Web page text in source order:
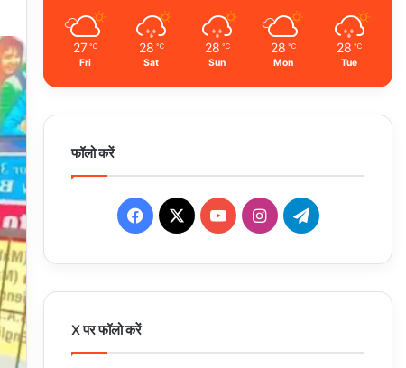
27 ℃
Fri
28 ℃
Sat
28 ℃
Sun
28 ℃
Mon
28 ℃
Tue
फॉलो करें
Facebook
X YouTubeInstagramTelegram
X पर फॉलो करें